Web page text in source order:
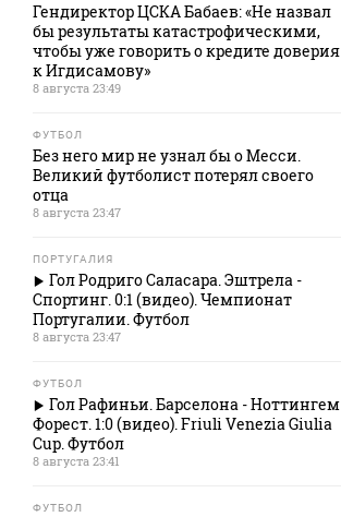
Гендиректор ЦСКА Бабаев: «Не назвал
бы результаты катастрофическими,
чтобы уже говорить о кредите доверия
к Игдисамову»
8 августа 23:49
ФУТБОЛ
Без него мир не узнал бы о Месси.
Великий футболист потерял своего
отца
8 августа 23:47
ПОРТУГАЛИЯ
Гол Родриго Саласара. Эштрела -
Спортинг. 0:1 (видео). Чемпионат
Португалии. Футбол
8 августа 23:47
ФУТБОЛ
Гол Рафиньи. Барселона - Ноттингем
Форест. 1:0 (видео). Friuli Venezia Giulia
Cup. Футбол
8 августа 23:41
ФУТБОЛ